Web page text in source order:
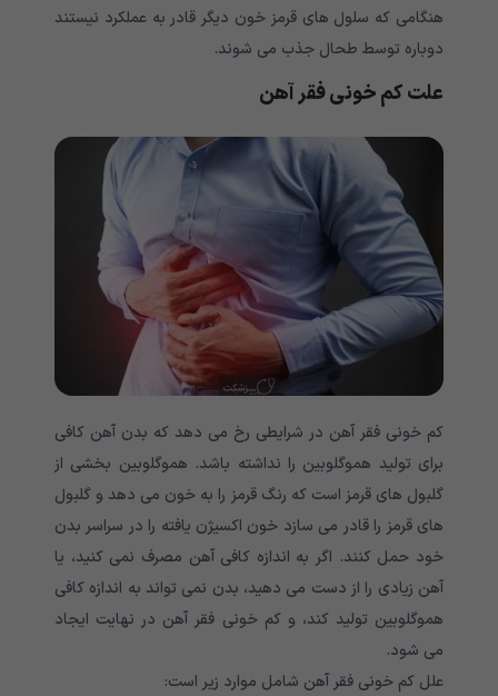
هنگامی که سلول های قرمز خون دیگر قادر به عملکرد نیستند
دوباره توسط طحال جذب می شوند.
علتکم خونی فقر آهن
کم خونی فقر آهن در شرایطی رخ می دهد که بدن آهن کافی
برای تولید هموگلوبین را نداشته باشد. هموگلوبین بخشی از
گلبول های قرمز است که رنگ قرمز را به خون می دهد و گلبول
های قرمز را قادر می سازد خون اکسیژن یافته را در سراسر بدن
خود حمل کنند. اگر به اندازه کافی آهن مصرف نمی کنید، یا
آهن زیادی را از دست می دهید، بدن نمی تواند به اندازه کافی
هموگلوبین تولید کند، و کم خونی فقر آهن در نهایت ایجاد
می شود.
علل کم خونی فقر آهن شامل موارد زیر است: